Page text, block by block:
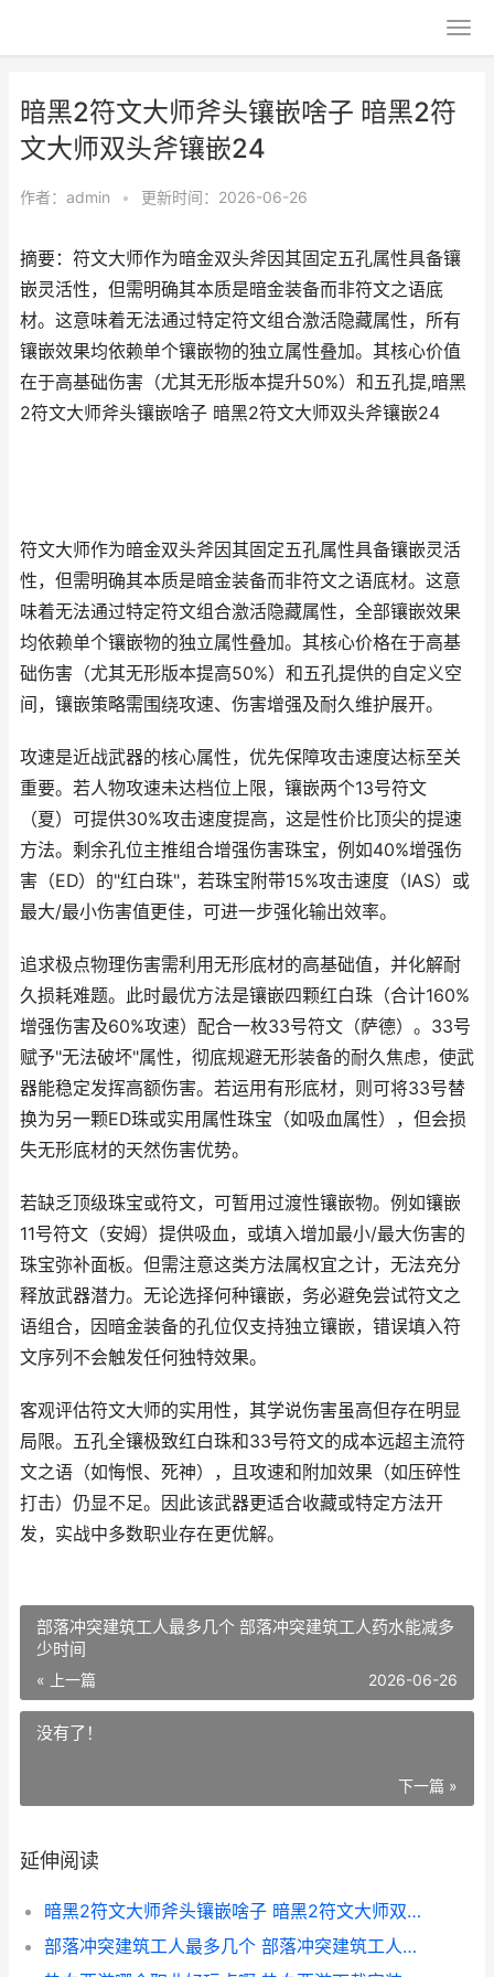
暗黑2符文大师斧头镶嵌啥子 暗黑2符
文大师双头斧镶嵌24
作者： admin • 更新时间：2026-06-26
摘要：符文大师作为暗金双头斧因其固定五孔属性具备镶
嵌灵活性，但需明确其本质是暗金装备而非符文之语底
材。这意味着无法通过特定符文组合激活隐藏属性，所有
镶嵌效果均依赖单个镶嵌物的独立属性叠加。其核心价值
在于高基础伤害（尤其无形版本提升50%）和五孔提,暗黑
2符文大师斧头镶嵌啥子 暗黑2符文大师双头斧镶嵌24
符文大师作为暗金双头斧因其固定五孔属性具备镶嵌灵活
性，但需明确其本质是暗金装备而非符文之语底材。这意
味着无法通过特定符文组合激活隐藏属性，全部镶嵌效果
均依赖单个镶嵌物的独立属性叠加。其核心价格在于高基
础伤害（尤其无形版本提高50%）和五孔提供的自定义空
间，镶嵌策略需围绕攻速、伤害增强及耐久维护展开。
攻速是近战武器的核心属性，优先保障攻击速度达标至关
重要。若人物攻速未达档位上限，镶嵌两个13号符文
（夏）可提供30%攻击速度提高，这是性价比顶尖的提速
方法。剩余孔位主推组合增强伤害珠宝，例如40%增强伤
害（ED）的"红白珠"，若珠宝附带15%攻击速度（IAS）或
最大/最小伤害值更佳，可进一步强化输出效率。
追求极点物理伤害需利用无形底材的高基础值，并化解耐
久损耗难题。此时最优方法是镶嵌四颗红白珠（合计160%
增强伤害及60%攻速）配合一枚33号符文（萨德）。33号
赋予"无法破坏"属性，彻底规避无形装备的耐久焦虑，使武
器能稳定发挥高额伤害。若运用有形底材，则可将33号替
换为另一颗ED珠或实用属性珠宝（如吸血属性），但会损
失无形底材的天然伤害优势。
若缺乏顶级珠宝或符文，可暂用过渡性镶嵌物。例如镶嵌
11号符文（安姆）提供吸血，或填入增加最小/最大伤害的
珠宝弥补面板。但需注意这类方法属权宜之计，无法充分
释放武器潜力。无论选择何种镶嵌，务必避免尝试符文之
语组合，因暗金装备的孔位仅支持独立镶嵌，错误填入符
文序列不会触发任何独特效果。
客观评估符文大师的实用性，其学说伤害虽高但存在明显
局限。五孔全镶极致红白珠和33号符文的成本远超主流符
文之语（如悔恨、死神），且攻速和附加效果（如压碎性
打击）仍显不足。因此该武器更适合收藏或特定方法开
发，实战中多数职业存在更优解。
部落冲突建筑工人最多几个 部落冲突建筑工人药水能减多
少时间
« 上一篇 2026-06-26
没有了！
下一篇 »
延伸阅读
暗黑2符文大师斧头镶嵌啥子 暗黑2符文大师双头斧镶嵌24
部落冲突建筑工人最多几个 部落冲突建筑工人药水能减多少时间